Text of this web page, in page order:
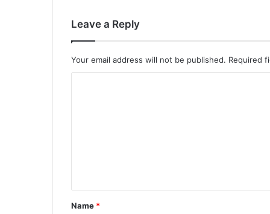
Leave a Reply
Your email address will not be published. Required
t
*
Name *